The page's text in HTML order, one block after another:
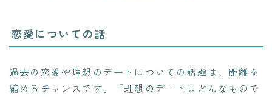
恋愛についての話
過去の恋愛や理想のデートについての話題は、距離を
縮めるチャンスです。「理想のデートはどんなもので